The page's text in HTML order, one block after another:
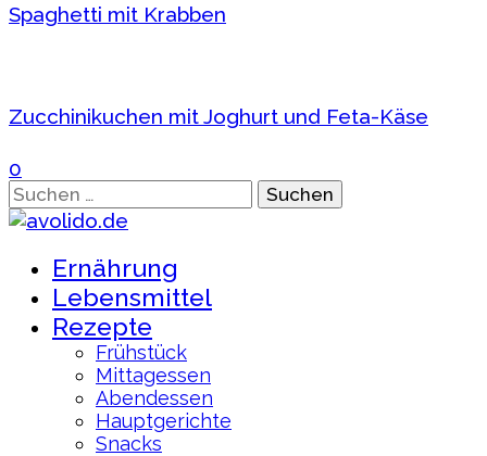
Spaghetti mit Krabben
Zucchinikuchen mit Joghurt und Feta-Käse
0
Suchen
nach:
Ernährung
Lebensmittel
Rezepte
Frühstück
Mittagessen
Abendessen
Hauptgerichte
Snacks